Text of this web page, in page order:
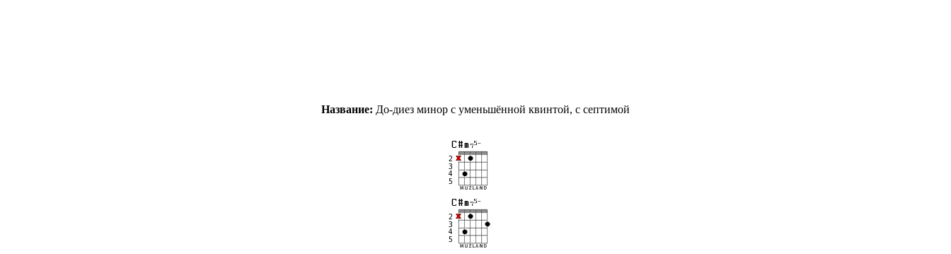
Название: До-диез минор с уменьшённой квинтой, с септимой